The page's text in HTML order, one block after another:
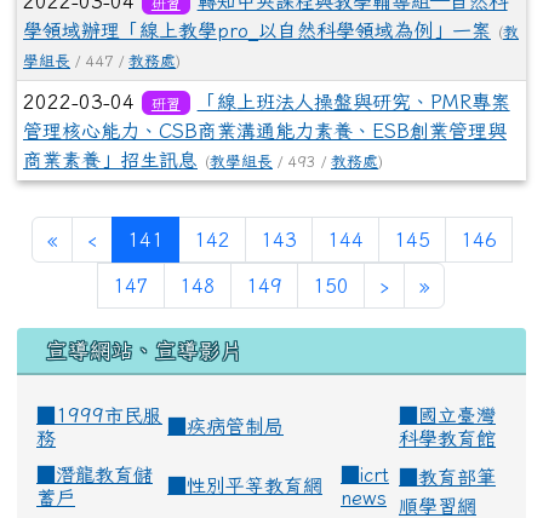
學領域辦理「線上教學pro_以自然科學領域為例」一案
(教
學組長 / 447 / 教務處)
2022-03-04 研習
「線上班法人操盤與研究、PMR專案
管理核心能力、CSB商業溝通能力素養、ESB創業管理與
商業素養」招生訊息
(教學組長 / 493 / 教務處)
« ‹ 141 (current)
142 143 144 145 146
147 148 149 150 › »
宣導網站、宣導影片
■1999市民服
務
疾病管制局
國立臺灣
科學教育館
潛龍教育儲
蓄戶
性別平等教育網
icrt
news
教育部筆
順學習網